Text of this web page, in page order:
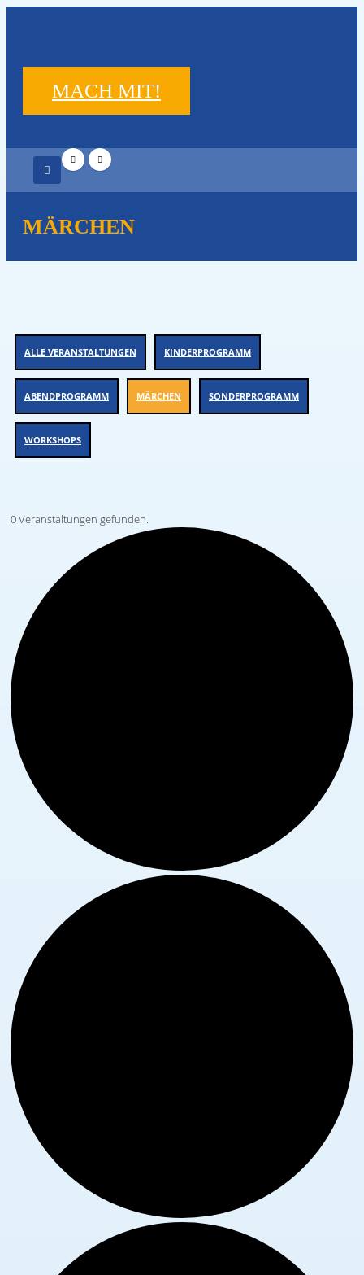
MACH MIT!
MÄRCHEN
ALLE VERANSTALTUNGEN KINDERPROGRAMM
ABENDPROGRAMM MÄRCHEN SONDERPROGRAMM
WORKSHOPS
0 Veranstaltungen gefunden.